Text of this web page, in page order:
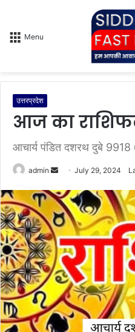
Menu
उत्तरप्रदेश
आज का
आचार्य पंडित दशरथ दुबे
admin
n
d
a
n
e
m
a
i
l
July 29, 2024